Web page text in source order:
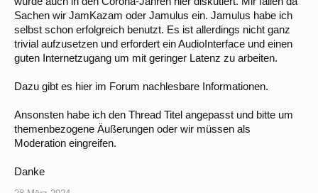
Sachen wir JamKazam oder Jamulus ein. Jamulus habe ich
selbst schon erfolgreich benutzt. Es ist allerdings nicht ganz
trivial aufzusetzen und erfordert ein AudioInterface und einen
guten Internetzugang um mit geringer Latenz zu arbeiten.
Dazu gibt es hier im Forum nachlesbare Informationen.
Ansonsten habe ich den Thread Titel angepasst und bitte um
themenbezogene Äußerungen oder wir müssen als
Moderation eingreifen.
Danke